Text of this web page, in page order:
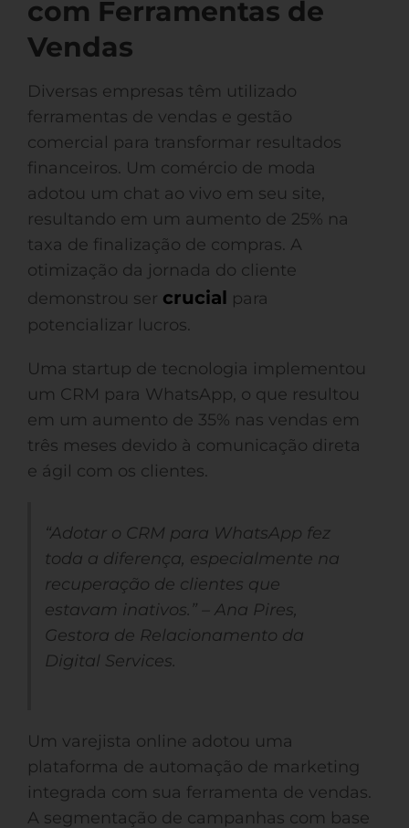
com Ferramentas de
Vendas
Diversas empresas têm utilizado
ferramentas de vendas e gestão
comercial para transformar resultados
financeiros. Um comércio de moda
adotou um chat ao vivo em seu site,
resultando em um aumento de 25% na
taxa de finalização de compras. A
otimização da jornada do cliente
demonstrou ser crucial para
potencializar lucros.
Uma startup de tecnologia implementou
um CRM para WhatsApp, o que resultou
em um aumento de 35% nas vendas em
três meses devido à comunicação direta
e ágil com os clientes.
“Adotar o CRM para WhatsApp fez
toda a diferença, especialmente na
recuperação de clientes que
estavam inativos.” – Ana Pires,
Gestora de Relacionamento da
Digital Services.
Um varejista online adotou uma
plataforma de automação de marketing
integrada com sua ferramenta de vendas.
A segmentação de campanhas com base